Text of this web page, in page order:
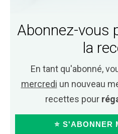
Abonnez-vous
la
En tant qu'abonné,
mercredi un nouveau
recettes pour
⭐ S'ABONNER